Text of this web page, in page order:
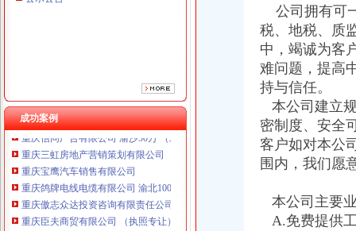
成功案例
重庆海谛升进出口贸易有限公司 渝北100万 （进出口权）
重庆奕欣锦诚商贸有限公司 渝九50万 （工商注册）
重庆信同广告有限公司 渝沙50万 （工商注册）
重庆三虹房地产营销策划有限公司
重庆宝鹰汽车销售有限公司
重庆鸽牌电线电缆有限公司 渝北10010万 (进出口权)
重庆傲志众达投资咨询有限责任公司 渝九1000万 （增资）
重庆臣夫商贸有限公司 （执照专让）
重庆卿倾商贸有限责任公司 渝江100万 （工商注册）
公司拥有可
税、地税、质
中，竭诚为客
难问题，提高
持与信任。
本公司建立
密制度、安全
客户如对本公
围内，我们愿
本公司主要
A.免费提供